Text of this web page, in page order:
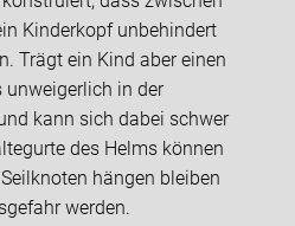
Kinderkopf unbehindert
Trägt ein Kind aber einen
unweigerlich in der
kann sich dabei schwer
des Helms können
hängen bleiben
werden.